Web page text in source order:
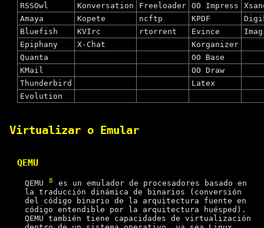
RSSOwl
Konversation Freeloader OO Impress
Amaya
Kopete ncftp KPDF
Bluefish
KVIrc rtorrent Evince
Epiphany
X-Chat
Korganizer
Quanta
OO Base
KMail
OO Draw
Thunderbird
Latex
Evolution
Virtualizar o Emular
QEMU
QEMU 8
es un emulador de procesadores basado en
la traducción dinámica de binarios (conversión
del código binario de la arquitectura fuente en
código entendible por la arquitectura huésped).
QEMU también tiene capacidades de virtualización